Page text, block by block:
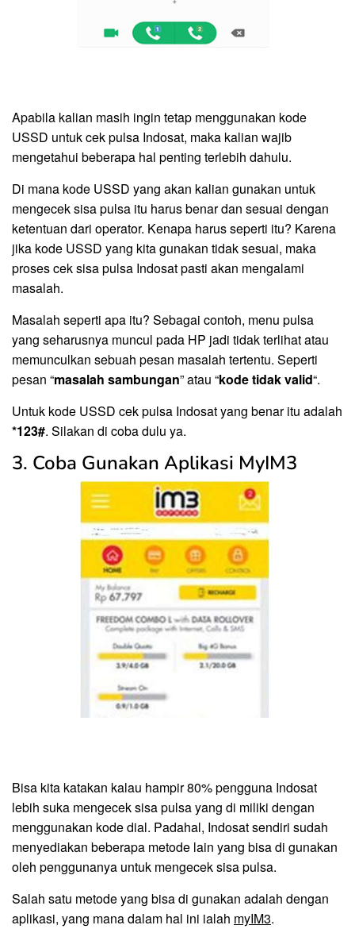
Apabila kalian masih ingin tetap menggunakan kode
USSD untuk cek pulsa Indosat, maka kalian wajib
mengetahui beberapa hal penting terlebih dahulu.
Di mana kode USSD yang akan kalian gunakan untuk
mengecek sisa pulsa itu harus benar dan sesuai dengan
ketentuan dari operator. Kenapa harus seperti itu? Karena
jika kode USSD yang kita gunakan tidak sesuai, maka
proses cek sisa pulsa Indosat pasti akan mengalami
masalah.
Masalah seperti apa itu? Sebagai contoh, menu pulsa
yang seharusnya muncul pada HP jadi tidak terlihat atau
memunculkan sebuah pesan masalah tertentu. Seperti
pesan “masalah sambungan” atau “kode tidak valid“.
Untuk kode USSD cek pulsa Indosat yang benar itu adalah
*123#. Silakan di coba dulu ya.
3. Coba Gunakan Aplikasi MyIM3
Bisa kita katakan kalau hampir 80% pengguna Indosat
lebih suka mengecek sisa pulsa yang di miliki dengan
menggunakan kode dial. Padahal, Indosat sendiri sudah
menyediakan beberapa metode lain yang bisa di gunakan
oleh penggunanya untuk mengecek sisa pulsa.
Salah satu metode yang bisa di gunakan adalah dengan
aplikasi, yang mana dalam hal ini ialah myIM3.